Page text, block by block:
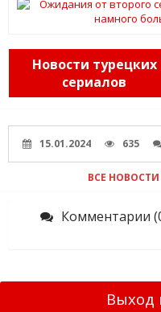
Новости турецких
сериалов
15.01.2024 635
ВСЕ
Комментарии
Выход